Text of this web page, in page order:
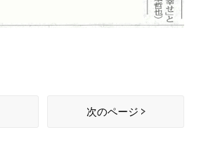
次のページ